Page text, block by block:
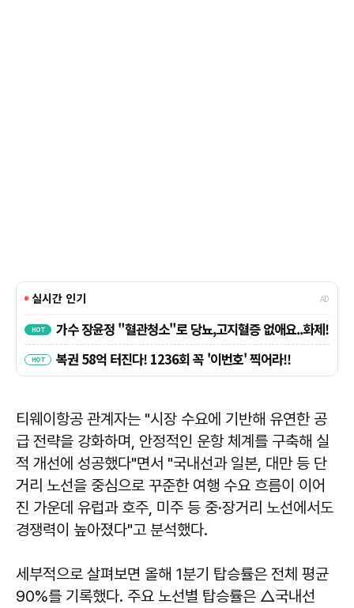
티웨이항공 관계자는 "시장 수요에 기반해 유연한 공
급 전략을 강화하며, 안정적인 운항 체계를 구축해 실
적 개선에 성공했다"면서 "국내선과 일본, 대만 등 단
거리 노선을 중심으로 꾸준한 여행 수요 흐름이 이어
진 가운데 유럽과 호주, 미주 등 중·장거리 노선에서도
경쟁력이 높아졌다"고 분석했다.
세부적으로 살펴보면 올해 1분기 탑승률은 전체 평균
90%를 기록했다. 주요 노선별 탑승률은 △국내선